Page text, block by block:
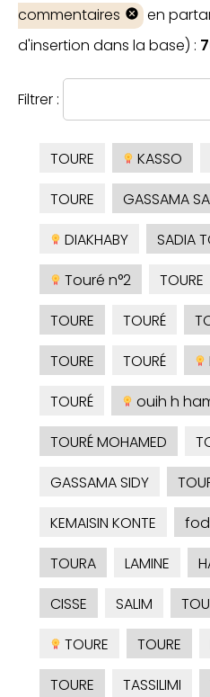
commentaires
en
d'insertion dans la base) :
Filtrer :
TOURE KASSO
TOURE
GASSAMA
DIAKHABY
SADIA
Touré n°2
TOURE
TOURE
TOURÉ
TOURE
TOURÉ
TOURÉ
ouih h
TOURÉ MOHAMED
GASSAMA SIDY
KEMAISIN KONTE
TOURA
LAMINE
CISSE
SALIM
TOURE
TOURE
TOURE
TASSILIMI